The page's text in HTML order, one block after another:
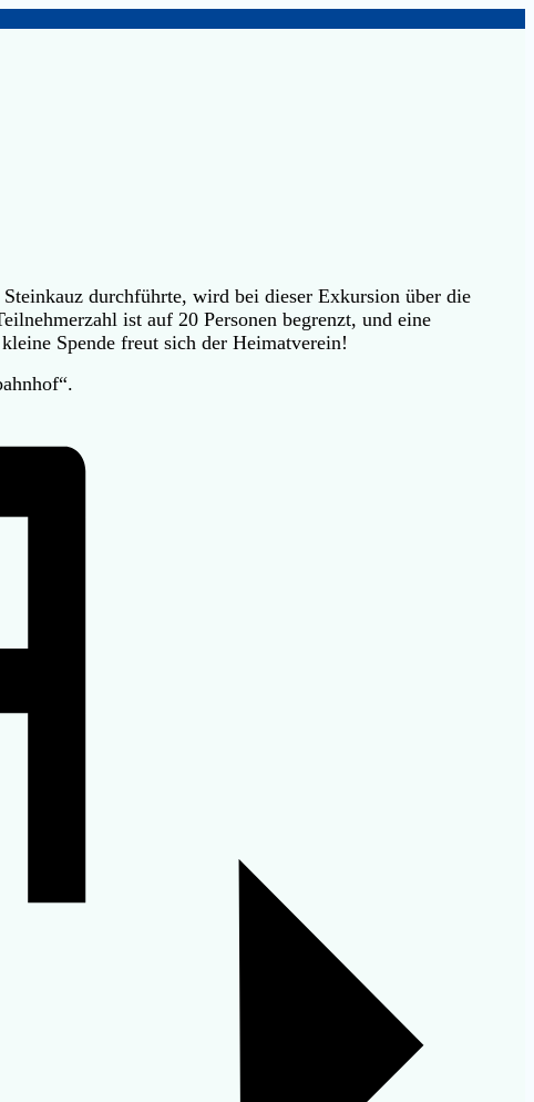
durchführte, wird bei dieser Exkursion über die
ist auf 20 Personen begrenzt, und eine
Spende freut sich der Heimatverein!